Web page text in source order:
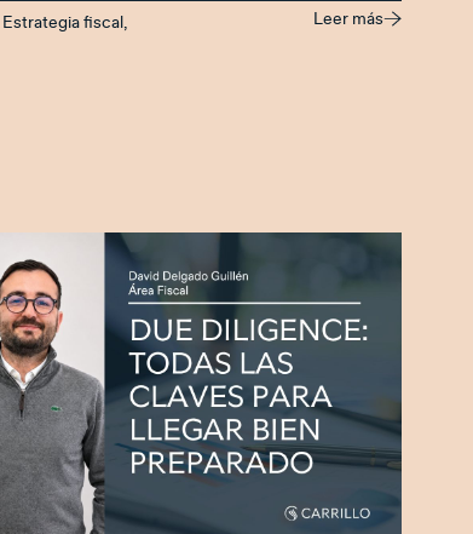
Estrategia fiscal ,
Leer más